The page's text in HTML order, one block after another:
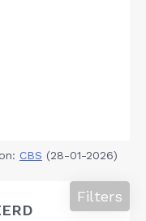
CBS (28-01-2026)
Filters